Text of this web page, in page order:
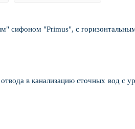
сифоном "Primus", с
в канализацию сточных вод с